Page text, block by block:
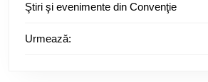
Ştiri şi evenimente din Convenţie
Urmează: